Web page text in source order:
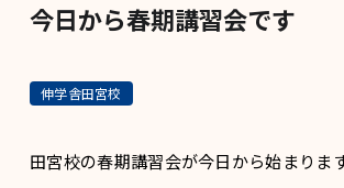
今日から春期講習会です
伸学舎田宮校
田宮校の春期講習会が今日から始まります